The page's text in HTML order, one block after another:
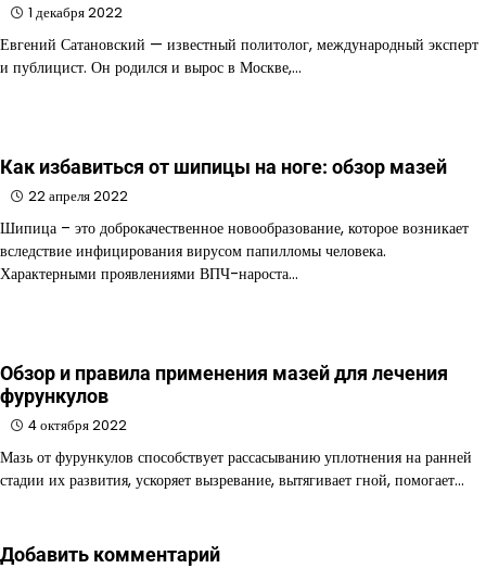
1 декабря 2022
Евгений Сатановский — известный политолог, международный эксперт
и публицист. Он родился и вырос в Москве,…
Как избавиться от шипицы на ноге: обзор мазей
22 апреля 2022
Шипица – это доброкачественное новообразование, которое возникает
вследствие инфицирования вирусом папилломы человека.
Характерными проявлениями ВПЧ-нароста…
Обзор и правила применения мазей для лечения
фурункулов
4 октября 2022
Мазь от фурункулов способствует рассасыванию уплотнения на ранней
стадии их развития, ускоряет вызревание, вытягивает гной, помогает…
Добавить комментарий